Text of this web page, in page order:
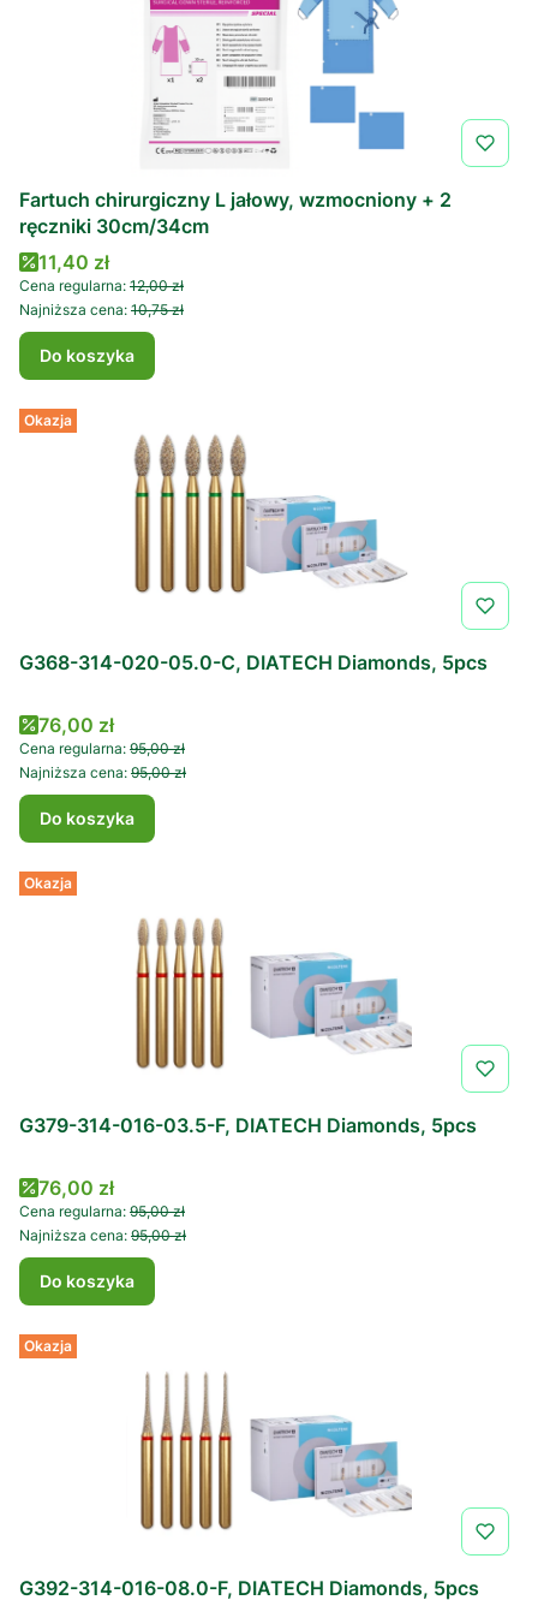
Fartuch chirurgiczny L jałowy, wzmocniony + 2
ręczniki 30cm/34cm
Cena promocyjna
11,40 zł
Cena regularna: 12,00 zł
Najniższa cena: 10,75 zł
Do koszyka
Okazja
G368-314-020-05.0-C, DIATECH Diamonds, 5pcs
Cena promocyjna
76,00 zł
Cena regularna: 95,00 zł
Najniższa cena: 95,00 zł
Do koszyka
Okazja
G379-314-016-03.5-F, DIATECH Diamonds, 5pcs
Cena promocyjna
76,00 zł
Cena regularna: 95,00 zł
Najniższa cena: 95,00 zł
Do koszyka
Okazja
G392-314-016-08.0-F, DIATECH Diamonds, 5pcs